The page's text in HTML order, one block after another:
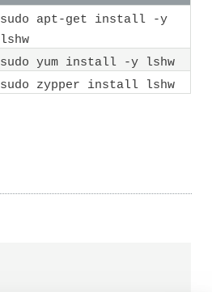
sudo apt-get install -y
lshw
sudo yum install -y lshw
sudo zypper install lshw